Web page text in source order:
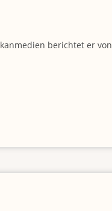
berichtet er von